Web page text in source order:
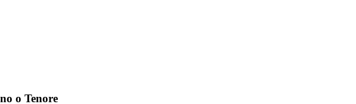
o Tenore